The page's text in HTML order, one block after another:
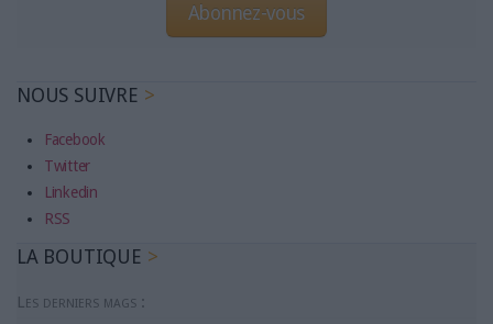
Abonnez-vous
NOUS SUIVRE
Facebook
Twitter
Linkedin
RSS
LA BOUTIQUE
Les derniers mags :